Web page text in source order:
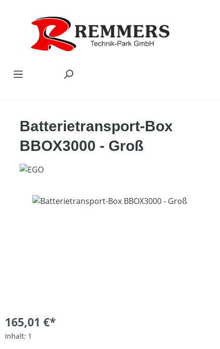
Batterietransport-Box
BBOX3000 - Groß
Bildergalerie überspringen
165,01 €*
Inhalt: 1